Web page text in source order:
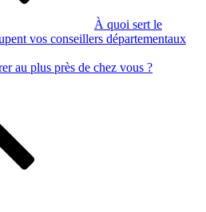
À quoi sert le
vos conseillers départementaux
au plus près de chez vous ?